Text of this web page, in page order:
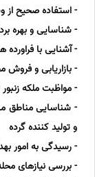
- استفاده صحیح از
- شناسایی و بهره
- آشنایی با
- بازاریابی و
- مواظبت ملکه
- شناسایی مناطق
و تولید کننده گرده
- رسیدگی به امور
- بررسی نیازهای